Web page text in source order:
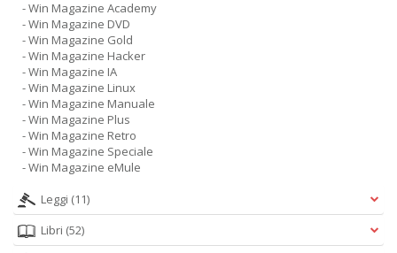
- Win Magazine Academy
- Win Magazine DVD
- Win Magazine Gold
- Win Magazine Hacker
- Win Magazine IA
- Win Magazine Linux
- Win Magazine Manuale
- Win Magazine Plus
- Win Magazine Retro
- Win Magazine Speciale
- Win Magazine eMule
Leggi (11)
Libri (52)